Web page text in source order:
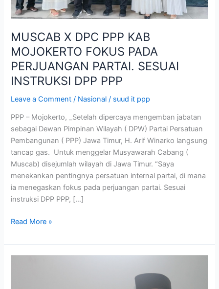
MUSCAB X DPC PPP KAB
MOJOKERTO FOKUS PADA
PERJUANGAN PARTAI. SESUAI
INSTRUKSI DPP PPP
Leave a Comment / Nasional / suud it ppp
PPP – Mojokerto, _Setelah dipercaya mengemban jabatan
sebagai Dewan Pimpinan Wilayah ( DPW) Partai Persatuan
Pembangunan ( PPP) Jawa Timur, H. Arif Winarko langsung
tancap gas. Untuk menggelar Musyawarah Cabang (
Muscab) disejumlah wilayah di Jawa Timur. “Saya
menekankan pentingnya persatuan internal partai, di mana
ia menegaskan fokus pada perjuangan partai. Sesuai
instruksi DPP PPP, […]
PARTAI.
SESUAI
DPP
PPP
Read More »